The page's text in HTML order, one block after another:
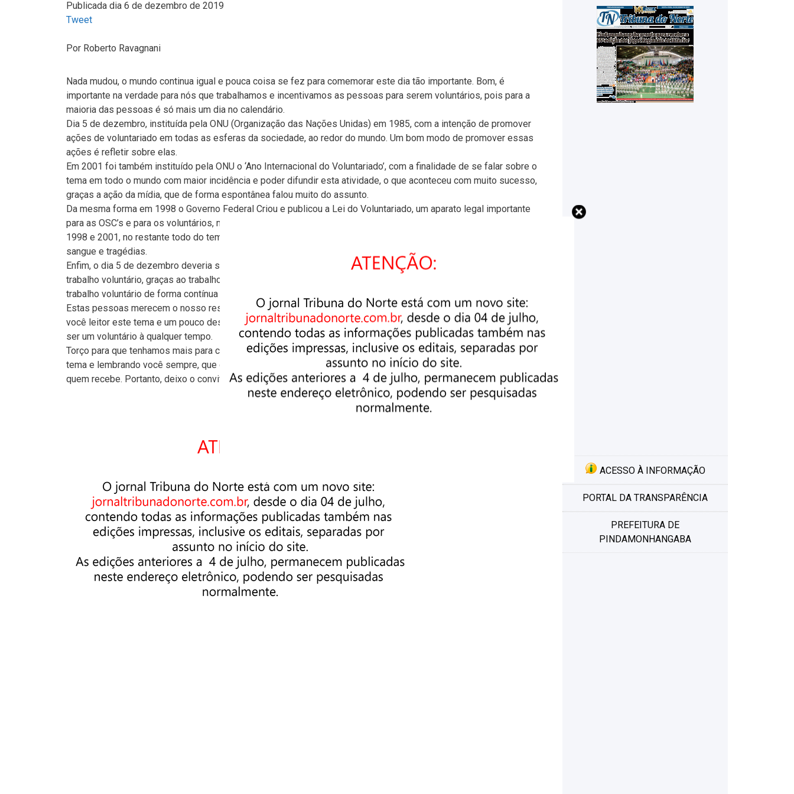
Publicada dia 6 de dezembro de 2019
Tweet
Por Roberto Ravagnani
Nada mudou, o mundo continua igual e pouca coisa se fez para comemorar este dia tão importante. Bom, é
importante na verdade para nós que trabalhamos e incentivamos as pessoas para serem voluntários, pois para a
maioria das pessoas é só mais um dia no calendário.
Dia 5 de dezembro, instituída pela ONU (Organização das Nações Unidas) em 1985, com a intenção de promover
ações de voluntariado em todas as esferas da sociedade, ao redor do mundo. Um bom modo de promover essas
ações é refletir sobre elas.
Em 2001 foi também instituído pela ONU o ‘Ano Internacional do Voluntariado’, com a finalidade de se falar sobre o
tema em todo o mundo com maior incidência e poder difundir esta atividade, o que aconteceu com muito sucesso,
graças a ação da mídia, que de forma espontânea falou muito do assunto.
Da mesma forma em 1998 o Governo Federal Criou e publicou a Lei do Voluntariado, um aparato legal importante
para as OSC’s e para os voluntários, mas infelizmente da mesma forma que veio o tema a tona nos anos de 1985,
1998 e 2001, no restante todo do tempo este trabalho fica à margem das notícias que vendem, as que contem
sangue e tragédias.
Enfim, o dia 5 de dezembro deveria ser um dia de comemorar, na verdade é, pois temos conseguido avanços no
trabalho voluntário, graças ao trabalho de “formiguinhas”, grupos, empresas, OSC’s e pessoas que se dedicam ao
trabalho voluntário de forma contínua e alegre.
Estas pessoas merecem o nosso respeito e nossa comemoração pelo dia do voluntário. Meu trabalho é levar a
você leitor este tema e um pouco desta história para que conheça e saiba sobre o tema, para que possa ou não
ser um voluntário à qualquer tempo.
Torço para que tenhamos mais para comemorar a cada 5 de dezembro, eu estarei aqui com mais histórias sobre o
tema e lembrando você sempre, que quem ganha efetivamente fazendo trabalho voluntário é quem faz e não
quem recebe. Portanto, deixo o convite a você para fazer parte da mudança que você quer ver no mundo.
ACESSO À INFORMAÇÃO
PORTAL DA TRANSPARÊNCIA
PREFEITURA DE
PINDAMONHANGABA